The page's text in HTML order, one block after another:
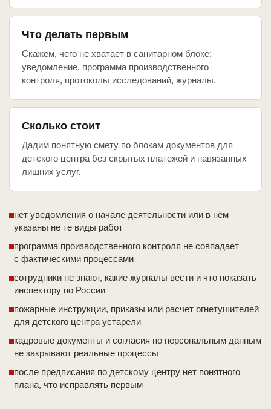
Что делать первым
Скажем, чего не хватает в санитарном блоке:
уведомление, программа производственного
контроля, протоколы исследований, журналы.
Сколько стоит
Дадим понятную смету по блокам документов для
детского центра без скрытых платежей и навязанных
лишних услуг.
нет уведомления о начале деятельности или в нём
указаны не те виды работ
программа производственного контроля не совпадает
с фактическими процессами
сотрудники не знают, какие журналы вести и что показать
инспектору по России
пожарные инструкции, приказы или расчет огнетушителей
для детского центра устарели
кадровые документы и согласия по персональным данным
не закрывают реальные процессы
после предписания по детскому центру нет понятного
плана, что исправлять первым